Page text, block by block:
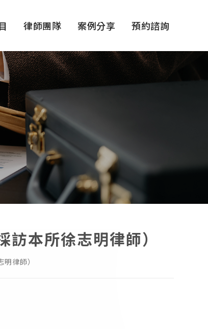
律師團隊 案例分享 預約諮詢
本所徐志明律師）
律師）